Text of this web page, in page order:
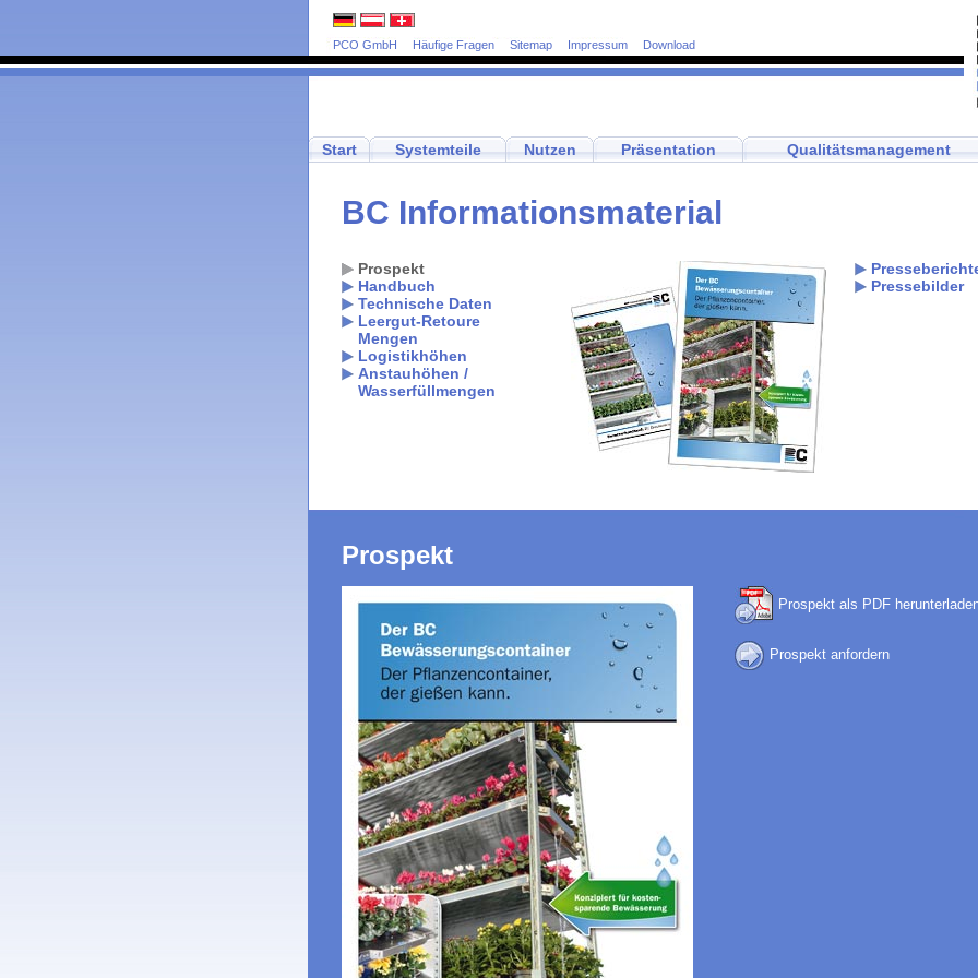
PCO GmbH Häufige Fragen Sitemap Impressum Download
Start Systemteile Nutzen Präsentation Qualitätsmanagement
BC Informationsmaterial
Prospekt
Handbuch
Technische Daten
Leergut-Retoure
Mengen
Logistikhöhen
Anstauhöhen /
Wasserfüllmengen
Pressebilder
Prospekt
Prospekt als PDF
Prospekt anfordern